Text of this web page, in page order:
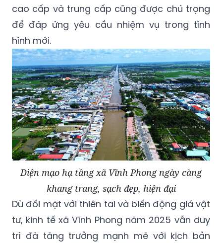
cao cấp và trung cấp cũng được chú trọng
để đáp ứng yêu cầu nhiệm vụ trong tình
hình mới.
Diện mạo hạ tầng xã Vĩnh Phong ngày càng
khang trang, sạch đẹp, hiện đại
Dù đối mặt với thiên tai và biến động giá vật
tư, kinh tế xã Vĩnh Phong năm 2025 vẫn duy
trì đà tăng trưởng mạnh mẽ với kịch bản